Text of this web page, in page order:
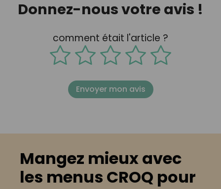
Donnez-nous votre avis !
comment était l'article ?
Envoyer mon avis
Mangez mieux avec
les menus CROQ pour